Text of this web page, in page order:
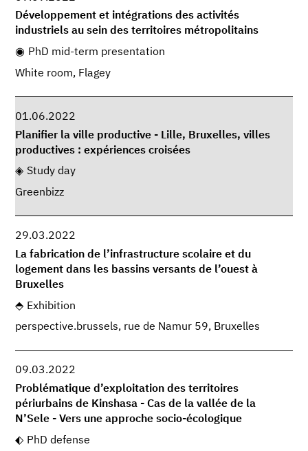
Développement et intégrations des activités
industriels au sein des territoires métropolitains
PhD mid-term presentation
White room, Flagey
01.06.2022
Planifier la ville productive - Lille, Bruxelles, villes
productives : expériences croisées
Study day
Greenbizz
29.03.2022
La fabrication de l’infrastructure scolaire et du
logement dans les bassins versants de l’ouest à
Bruxelles
Exhibition
perspective.brussels, rue de Namur 59, Bruxelles
09.03.2022
Problématique d’exploitation des territoires
périurbains de Kinshasa - Cas de la vallée de la
N’Sele - Vers une approche socio-écologique
PhD defense